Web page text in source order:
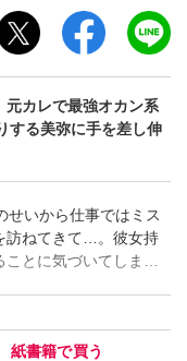
元カレで最強オカン系
する美弥に手を差し伸
せいから仕事ではミス
訪ねてきて…。彼女持
とに気づいてしまっ
い――」首筋から肌に
紙書籍で買う